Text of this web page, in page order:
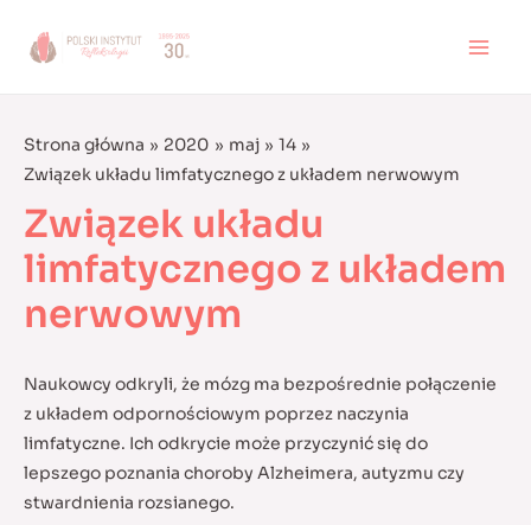
Strona główna 2020 maj
14
Związek układu limfatycznego z układem nerwowym
Związek układu
limfatycznego z układem
nerwowym
Naukowcy odkryli, że mózg ma bezpośrednie połączenie
z układem odpornościowym poprzez naczynia
limfatyczne. Ich odkrycie może przyczynić się do
lepszego poznania choroby Alzheimera, autyzmu czy
stwardnienia rozsianego.